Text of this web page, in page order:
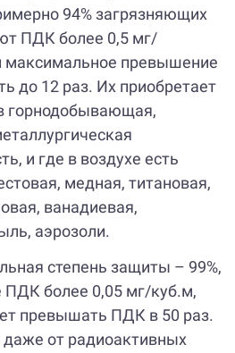
94% загрязняющих
ПДК более 0,5 мг/
максимальное превышение
до 12 раз. Их приобретает
горнодобывающая,
и где в воздухе есть
медная, титановая,
ванадиевая,
аэрозоли.
степень защиты – 99%,
ПДК более 0,05 мг/куб.м,
превышать ПДК в 50 раз.
от радиоактивных